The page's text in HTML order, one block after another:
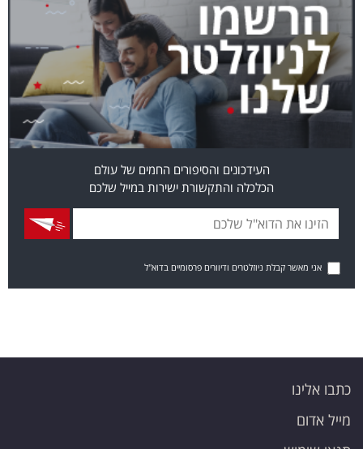
העידכונים והסיפורים החמים של עולם
הכלכלה והתקשורת ישירות במייל שלכם
אני מאשר קבלת ניוזלטרים ודיוורים פרסומיים בדוא"ל
כתבו אלינו
מייל אדום